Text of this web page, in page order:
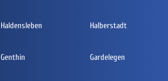
Haldensleben Halberstadt
Genthin Gardelegen